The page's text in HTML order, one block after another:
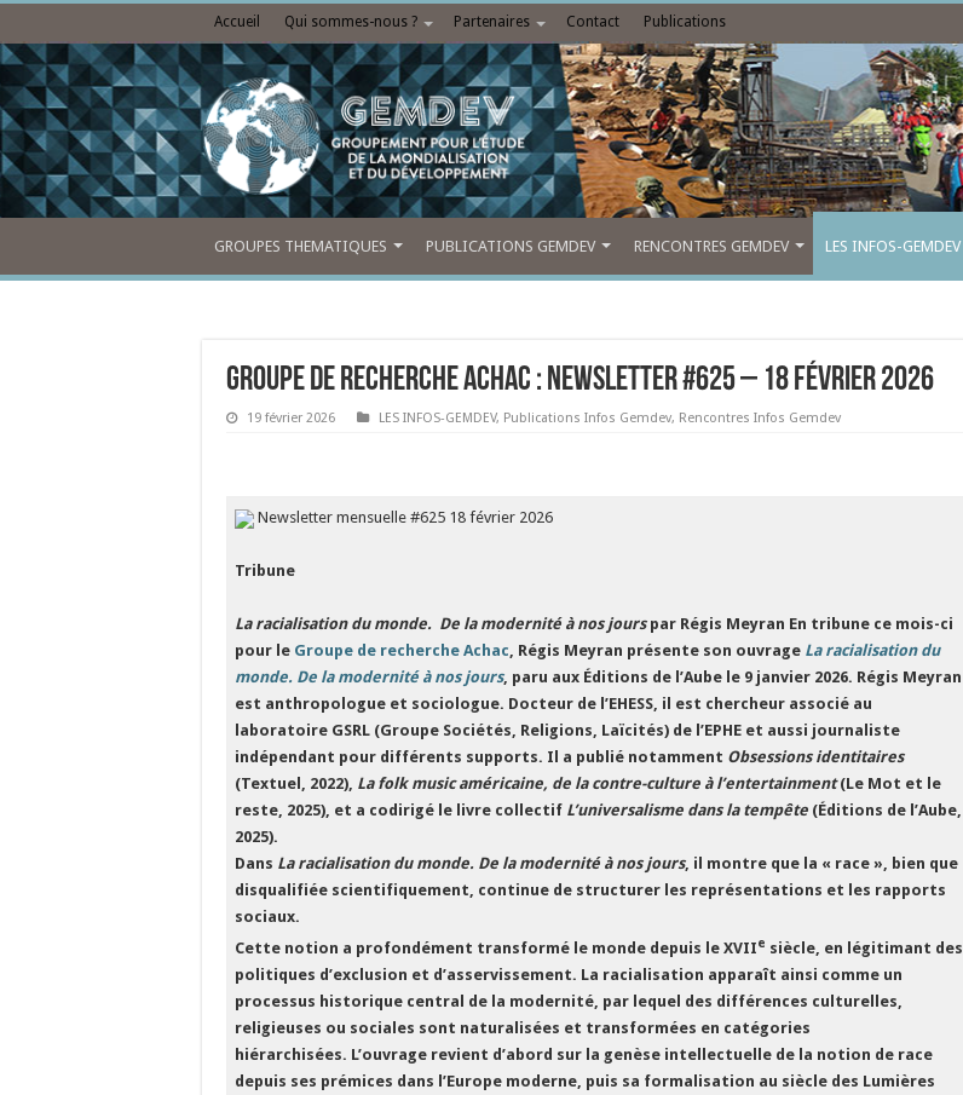
Accueil Qui sommes-nous ? Partenaires Contact Publications
GROUPES THEMATIQUES PUBLICATIONS GEMDEV RENCONTRES GEMDEV LES INFOS-GEMDEV
Groupe de recherche Achac : Newsletter #625 – 18 février 2026
19 février 2026 LES INFOS-GEMDEV, Publications Infos Gemdev, Rencontres Infos Gemdev
Newsletter mensuelle #625 18 février 2026
Tribune
La racialisation du monde. De la modernité à nos jours par Régis Meyran En tribune ce mois-ci
pour le Groupe de recherche Achac, Régis Meyran présente son ouvrage La racialisation du
monde. De la modernité à nos jours, paru aux Éditions de l’Aube le 9 janvier 2026. Régis Meyran
est anthropologue et sociologue. Docteur de l’EHESS, il est chercheur associé au
laboratoire GSRL (Groupe Sociétés, Religions, Laïcités) de l’EPHE et aussi journaliste
indépendant pour différents supports. Il a publié notamment Obsessions identitaires
(Textuel, 2022), La folk music américaine, de la contre-culture à l’entertainment(Le Mot et le
reste, 2025), et a codirigé le livre collectif L’universalisme dans la tempête (Éditions de l’Aube,
2025).
Dans La racialisation du monde. De la modernité à nos jours, il montre que la « race », bien que
disqualifiée scientifiquement, continue de structurer les représentations et les rapports
sociaux.
Cette notion a profondément transformé le monde depuis le XVIIe siècle, en légitimant des
politiques d’exclusion et d’asservissement. La racialisation apparaît ainsi comme un
processus historique central de la modernité, par lequel des différences culturelles,
religieuses ou sociales sont naturalisées et transformées en catégories
hiérarchisées. L’ouvrage revient d’abord sur la genèse intellectuelle de la notion de race
depuis ses prémices dans l’Europe moderne, puis sa formalisation au siècle des Lumières